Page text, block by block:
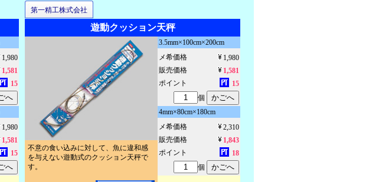
1,980
1,581
15
1,980
1,581
15
第一精工株式会社
遊動クッション天秤
不意の食い込みに対して、魚に違和感
を与えない遊動式のクッション天秤で
す。
3.5mm×100cm×200cm
メ希価格
1,980
販売価格
1,581
ポイント
15
個
4mm×80cm×180cm
メ希価格
2,310
販売価格
1,843
ポイント
18
個